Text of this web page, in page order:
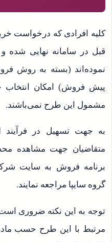
کلیه افرادی که درخواست
قبل در سامانه نهایی شده
نموده‌اند (بسته به روش
پیش فروش) امکان انتخاب
مشمول این طرح نمی‌باشند.
به جهت تسهیل در فرآیند
متقاضیان جهت مشاهده
برنامه فروش به سایت
گروه سایپا مراجعه نمایند.
توجه به این نکته ضروری